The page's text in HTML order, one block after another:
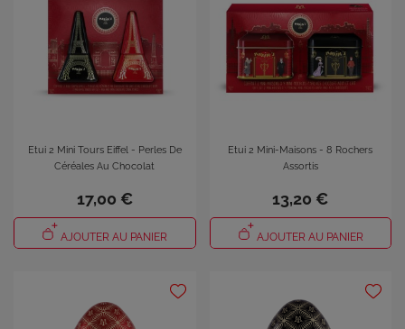
Etui 2 Mini Tours Eiffel - Perles De
Céréales Au Chocolat
17,00 €
AJOUTER AU PANIER
Etui 2 Mini-Maisons - 8 Rochers
Assortis
13,20 €
AJOUTER AU PANIER